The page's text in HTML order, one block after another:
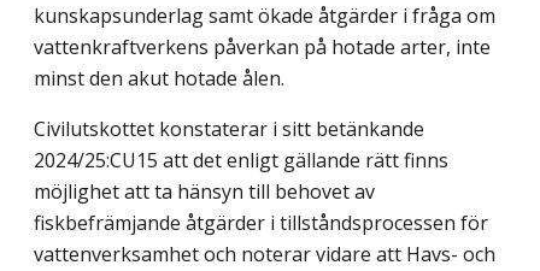
kunskapsunderlag samt ökade åtgärder i fråga om
vattenkraftverkens påverkan på hotade arter, inte
minst den akut hotade ålen.
Civilutskottet konstaterar i sitt betänkande
2024/25:CU15 att det enligt gällande rätt finns
möjlighet att ta hänsyn till behovet av
fiskbefrämjande åtgärder i tillstånds­processen för
vattenverksamhet och noterar vidare att Havs- och